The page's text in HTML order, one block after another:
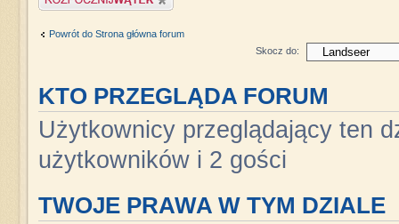
Powrót do Strona główna forum
Skocz do:
KTO PRZEGLĄDA FORUM
Użytkownicy przeglądający ten
użytkowników i 2 gości
TWOJE PRAWA W TYM DZIALE